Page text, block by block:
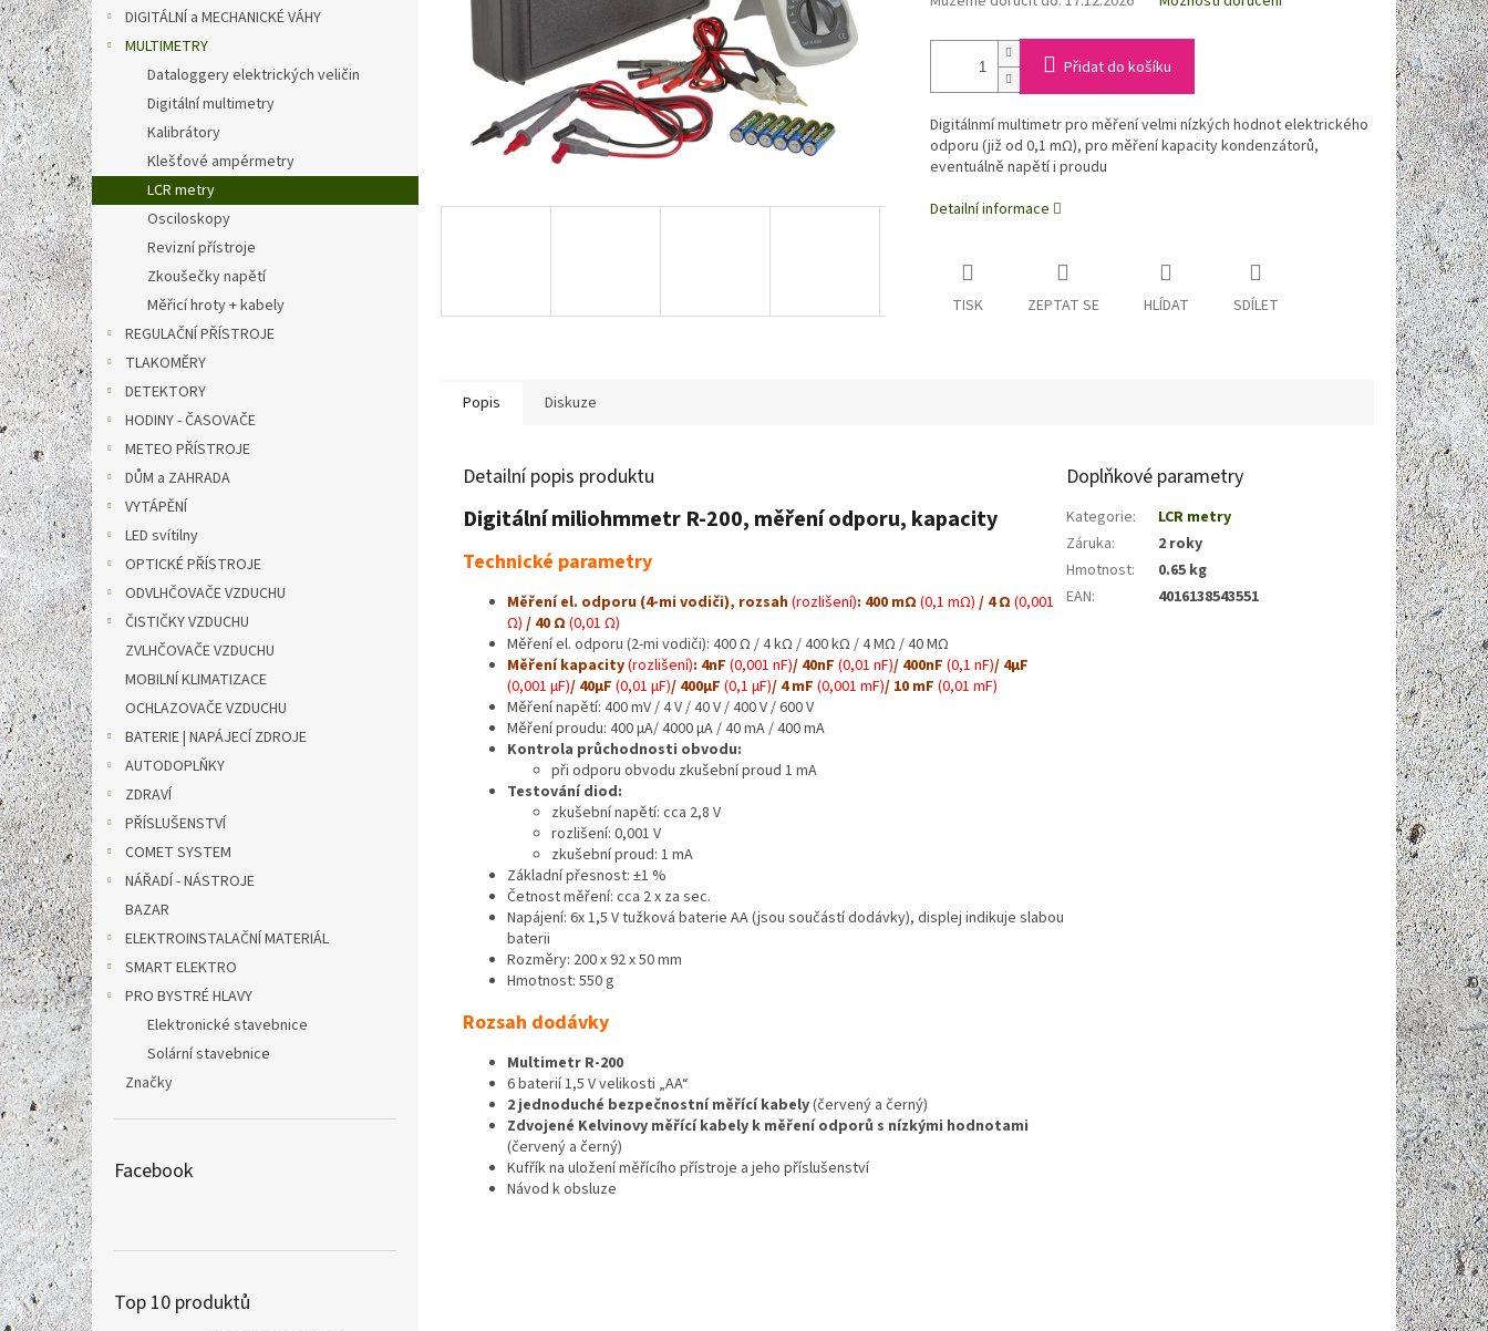
e
l
DIGITÁLNÍ a MECHANICKÉ VÁHY
MULTIMETRY
Dataloggery elektrických veličin
Digitální multimetry
Kalibrátory
Klešťové ampérmetry
LCR metry
Osciloskopy
Revizní přístroje
Zkoušečky napětí
Měřicí hroty + kabely
REGULAČNÍ PŘÍSTROJE
TLAKOMĚRY
DETEKTORY
HODINY - ČASOVAČE
METEO PŘÍSTROJE
DŮM a ZAHRADA
VYTÁPĚNÍ
LED svítilny
OPTICKÉ PŘÍSTROJE
ODVLHČOVAČE VZDUCHU
ČISTIČKY VZDUCHU
ZVLHČOVAČE VZDUCHU
MOBILNÍ KLIMATIZACE
OCHLAZOVAČE VZDUCHU
BATERIE | NAPÁJECÍ ZDROJE
AUTODOPLŇKY
ZDRAVÍ
PŘÍSLUŠENSTVÍ
COMET SYSTEM
NÁŘADÍ - NÁSTROJE
BAZAR
ELEKTROINSTALAČNÍ MATERIÁL
SMART ELEKTRO
PRO BYSTRÉ HLAVY
Elektronické stavebnice
Solární stavebnice
Značky
Facebook
Top 10 produktů
Přidat do košíku
Digitálnmí multimetr pro měření velmi nízkých hodnot elektrického
odporu (již od 0,1 mΩ), pro měření kapacity kondenzátorů,
eventuálně napětí i proudu
Detailní informace
TISK ZEPTAT SE HLÍDAT SDÍLET
Popis Diskuze
Detailní popis produktu
Digitální miliohmmetr R-200, měření odporu, kapacity
Technické parametry
Měření el. odporu (4-mi vodiči), rozsah(rozlišení): 400 mΩ (0,1 mΩ) / 4 Ω (0,001
Ω) / 40 Ω (0,01 Ω)
Měření el. odporu (2-mi vodiči): 400 Ω / 4 kΩ / 400 kΩ / 4 MΩ / 40 MΩ
Měření kapacity(rozlišení): 4nF (0,001 nF)/ 40nF (0,01 nF)/ 400nF (0,1 nF)/ 4µF
(0,001 μF)/ 40µF (0,01 μF)/ 400µF (0,1 μF)/ 4 mF (0,001 mF)/ 10 mF (0,01 mF)
Měření napětí: 400 mV / 4 V / 40 V / 400 V / 600 V
Měření proudu: 400 µA/ 4000 µA / 40 mA / 400 mA
Kontrola průchodnosti obvodu:
při odporu obvodu zkušební proud 1 mA
Testování diod:
zkušební napětí: cca 2,8 V
rozlišení: 0,001 V
zkušební proud: 1 mA
Základní přesnost: ±1 %
Četnost měření: cca 2 x za sec.
Napájení: 6x 1,5 V tužková baterie AA (jsou součástí dodávky), displej indikuje slabou
baterii
Rozměry: 200 x 92 x 50 mm
Hmotnost: 550 g
Rozsah dodávky
Multimetr R-200
6 baterií 1,5 V velikosti „AA“
2 jednoduché bezpečnostní měřící kabely(červený a černý)
Zdvojené Kelvinovy měřící kabely k měření odporů s nízkými hodnotami
(červený a černý)
Kufřík na uložení měřícího přístroje a jeho příslušenství
Návod k obsluze
Doplňkové parametry
Kategorie:
LCR metry
Záruka:
2 roky
Hmotnost:
0.65 kg
EAN: 4016138543551